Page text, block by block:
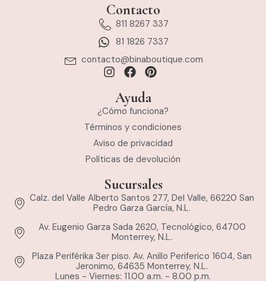
Contacto
811 8267 337
81 1826 7337
contacto@binaboutique.com
Ayuda
¿Cómo funciona?
Términos y condiciones
Aviso de privacidad
Políticas de devolución
Sucursales
Calz. del Valle Alberto Santos 277, Del Valle, 66220 San
Pedro Garza García, N.L.
Av. Eugenio Garza Sada 2620, Tecnológico, 64700
Monterrey, N.L.
Plaza Periférika 3er piso. Av. Anillo Periferico 1604, San
Jeronimo, 64635 Monterrey, N.L.
Lunes - Viernes: 11.00 a.m. - 8.00 p.m.